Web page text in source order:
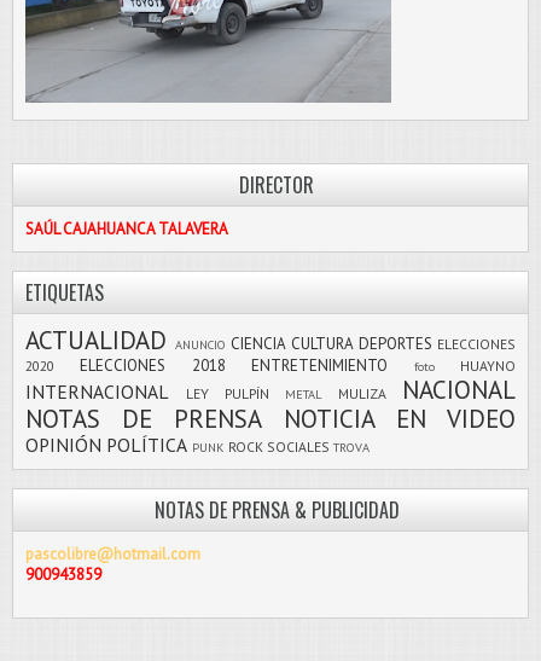
DIRECTOR
SAÚL CAJAHUANCA TALAVERA
ETIQUETAS
ACTUALIDAD ANUNCIO CIENCIA CULTURA DEPORTES ELECCIONES
2020
ELECCIONES 2018 ENTRETENIMIENTO foto HUAYNO
INTERNACIONAL LEY PULPÍN METAL MULIZA
NACIONAL
NOTAS DE PRENSA
NOTICIA EN VIDEO
OPINIÓN POLÍTICA PUNK ROCK SOCIALES TROVA
NOTAS DE PRENSA & PUBLICIDAD
pascolibre@hotmail.com
900943859